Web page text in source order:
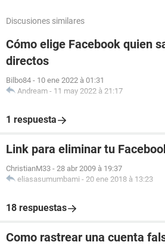
Discusiones similares
Cómo elige Facebook quien
directos
Bilbo84 - 10 ene 2022 à 01:31
Andream - 11 may 2022 à 21:17
1 respuesta
Link para eliminar tu
ChristianM33 - 28 abr 2009 à 19:37
eliasasumumbami - 20 ene 2018 à 13:23
18 respuestas
Como rastrear una cuenta